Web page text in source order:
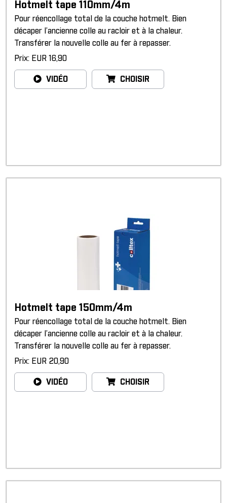
Hotmelt tape 110mm/4m
Pour réencollage total de la couche hotmelt. Bien
décaper l’ancienne colle au racloir et à la chaleur.
Transférer la nouvelle colle au fer à repasser.
Prix: EUR 16,90
VIDÉO CHOISIR
Hotmelt tape 150mm/4m
Pour réencollage total de la couche hotmelt. Bien
décaper l’ancienne colle au racloir et à la chaleur.
Transférer la nouvelle colle au fer à repasser.
Prix: EUR 20,90
VIDÉO CHOISIR